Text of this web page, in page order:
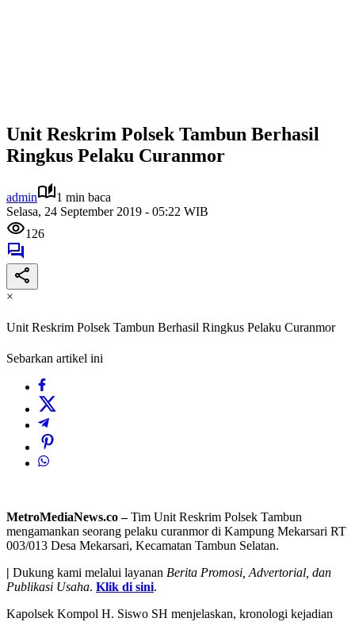
Unit Reskrim Polsek Tambun Berhasil
Ringkus Pelaku Curanmor
admin
1 min baca
Selasa, 24 September 2019 - 05:22 WIB
126
×
Unit Reskrim Polsek Tambun Berhasil Ringkus Pelaku Curanmor
Sebarkan artikel ini
MetroMediaNews.co –Tim Unit Reskrim Polsek Tambun
mengamankan seorang pelaku curanmor di Kampung Mekarsari RT
003/013 Desa Mekarsari, Kecamatan Tambun Selatan.
| Dukung kami melalui layanan Berita Promosi, Advertorial, dan
Publikasi Usaha. Klik di sini.
Kapolsek Kompol H. Siswo SH menjelaskan, kronologi kejadian